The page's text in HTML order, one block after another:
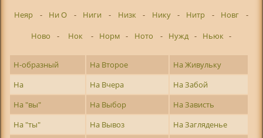
Неяр
- Ни О - Ниги - Низк - Нику - Нитр - Новг
-
Ново
- Нок - Норм - Ното - Нужд - Ньюк -
Н-образный На Второе
На Живульку
На
На Вчера
На Забой
На "вы"
На Выбор
На Зависть
На "ты"
На Вывоз
На Загляденье